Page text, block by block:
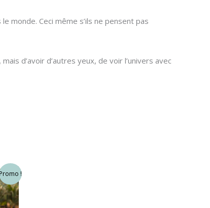
monde. Ceci même s’ils ne pensent pas
d’avoir d’autres yeux, de voir l’univers avec
!